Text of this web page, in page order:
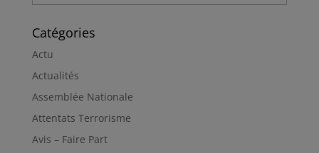
Catégories
Actu
Actualités
Assemblée Nationale
Attentats Terrorisme
Avis – Faire Part